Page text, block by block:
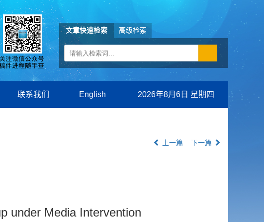
文章快速检索 高级检索
联系我们 English 2026年8月6日 星期四
上一篇 下一篇
under Media Intervention